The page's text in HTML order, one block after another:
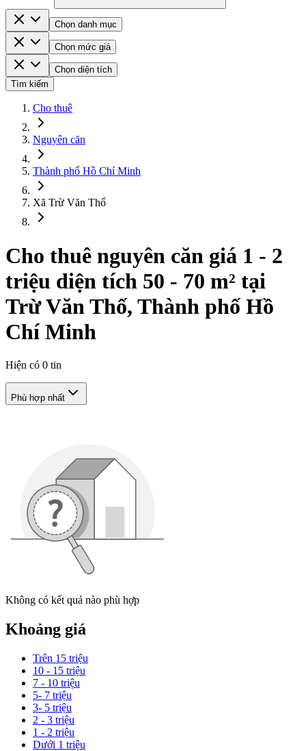
Chọn danh mục
Chọn mức giá
Chọn diện tích
Tìm kiếm
Cho thuê
Nguyên căn
Thành phố Hồ Chí Minh
Xã Trừ Văn Thố
Cho thuê nguyên căn giá 1 - 2
triệu diện tích 50 - 70 m² tại
Trừ Văn Thố, Thành phố Hồ
Chí Minh
Hiện có 0 tin
Phù hợp nhất
Không có kết quả nào phù hợp
Khoảng giá
Trên 15 triệu
10 - 15 triệu
7 - 10 triệu
5- 7 triệu
3- 5 triệu
2 - 3 triệu
1 - 2 triệu
Dưới 1 triệu